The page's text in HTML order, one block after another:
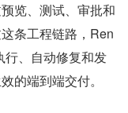
览、测试、审批和
条工程链路，Ren
行、自动修复和发
的端到端交付。